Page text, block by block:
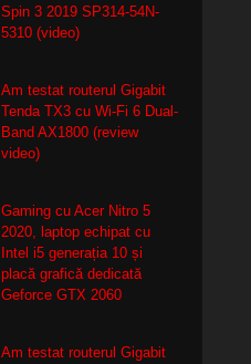
Spin 3 2019 SP314-54N-
5310 (video)
Am testat routerul Gigabit
Tenda TX3 cu Wi-Fi 6 Dual-
Band AX1800 (review
video)
Gaming cu Acer Nitro 5
2020, laptop echipat cu
Intel i5 generația 10 și
placă grafică dedicată
Geforce GTX 2060
Am testat routerul Gigabit